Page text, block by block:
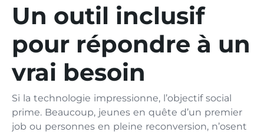
Un outil inclusif
pour répondre à un
vrai besoin
Si la technologie impressionne, l’objectif social
prime. Beaucoup, jeunes en quête d’un premier
job ou personnes en pleine reconversion, n’osent